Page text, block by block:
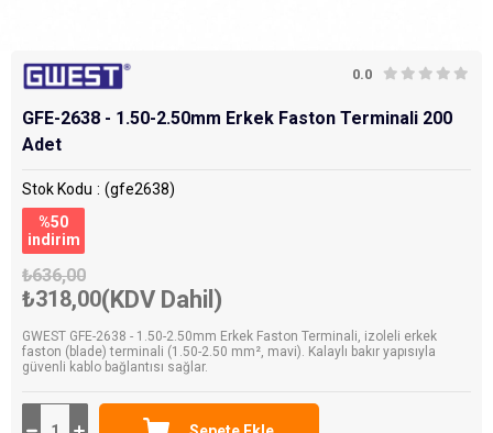
0.0
GFE-2638 - 1.50-2.50mm Erkek Faston Terminali 200
Adet
Stok Kodu
(gfe2638)
%50
i̇ndirim
₺636,00
₺318,00(KDV Dahil)
GWEST GFE-2638 - 1.50-2.50mm Erkek Faston Terminali, izoleli erkek
faston (blade) terminali (1.50-2.50 mm², mavi). Kalaylı bakır yapısıyla
güvenli kablo bağlantısı sağlar.